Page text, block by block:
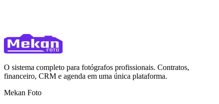
O sistema completo para fotógrafos profissionais. Contratos,
financeiro, CRM e agenda em uma única plataforma.
Mekan Foto